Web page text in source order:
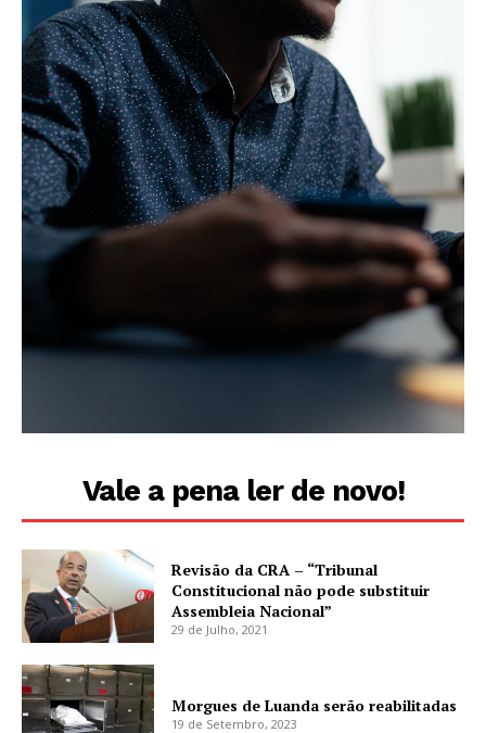
Vale a pena ler de novo!
Revisão da CRA – “Tribunal
Constitucional não pode substituir
Assembleia Nacional”
29 de Julho, 2021
Morgues de Luanda serão reabilitadas
19 de Setembro, 2023